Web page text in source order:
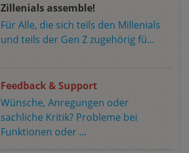
Zillenials assemble!
Für Alle, die sich teils den Millenials
und teils der Gen Z zugehörig fü...
Feedback & Support
Wünsche, Anregungen oder
sachliche Kritik? Probleme bei
Funktionen oder ...